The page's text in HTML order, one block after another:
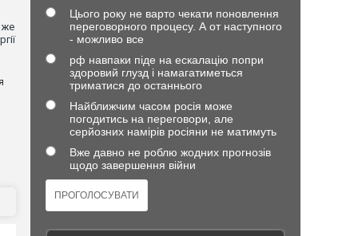
Цього року не варто чекати поновлення
переговорного процесу. А от наступного
- можливо все
рф навпаки піде на ескалацію попри
здоровий глузд і намагатиметься
триматися до останнього
Найближчим часом росія може
погодитись на переговори, але
серйозних намірів росіяни не матимуть
Вже давно не роблю жодних прогнозів
щодо завершення війни